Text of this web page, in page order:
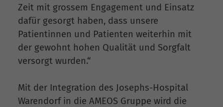
Zeit mit grossem Engagement und Einsatz
dafür gesorgt haben, dass unsere
Patientinnen und Patienten weiterhin mit
der gewohnt hohen Qualität und Sorgfalt
versorgt wurden.“
Mit der Integration des Josephs-Hospital
Warendorf in die AMEOS Gruppe wird die